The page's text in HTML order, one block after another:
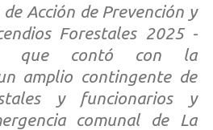
Acción de Prevención y
Forestales 2025 -
que contó con la
amplio contingente de
y funcionarios y
comunal de La